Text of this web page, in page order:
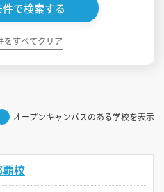
件で検索する
をすべてクリア
オープンキャンパスのある学校を表示
校